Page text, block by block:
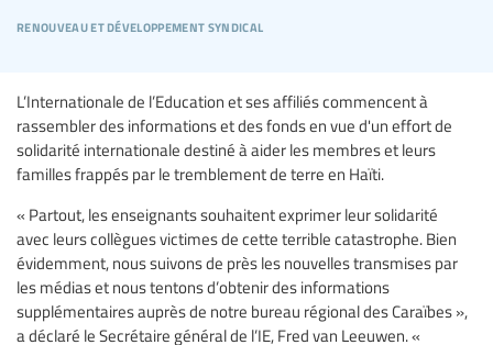
renouveau et développement syndical
L’Internationale de l’Education et ses affiliés commencent à
rassembler des informations et des fonds en vue d'un effort de
solidarité internationale destiné à aider les membres et leurs
familles frappés par le tremblement de terre en Haïti.
« Partout, les enseignants souhaitent exprimer leur solidarité
avec leurs collègues victimes de cette terrible catastrophe. Bien
évidemment, nous suivons de près les nouvelles transmises par
les médias et nous tentons d’obtenir des informations
supplémentaires auprès de notre bureau régional des Caraïbes »,
a déclaré le Secrétaire général de l’IE, Fred van Leeuwen. «